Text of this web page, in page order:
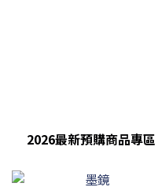
2026最新預購商品專區